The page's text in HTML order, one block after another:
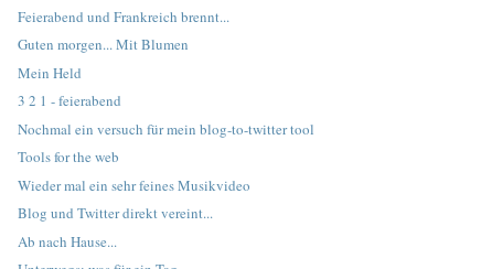
Feierabend und Frankreich brennt...
Guten morgen... Mit Blumen
Mein Held
3 2 1 - feierabend
Nochmal ein versuch für mein blog-to-twitter tool
Tools for the web
Wieder mal ein sehr feines Musikvideo
Blog und Twitter direkt vereint...
Ab nach Hause...